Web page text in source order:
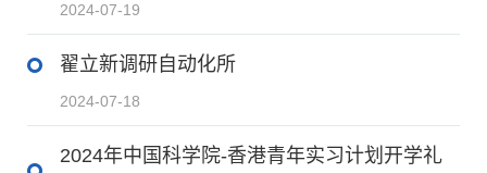
2024-07-19
翟立新调研自动化所
2024-07-18
2024年中国科学院-香港青年实习计划开学礼